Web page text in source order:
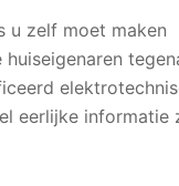
u zelf moet maken
eerlijke informatie